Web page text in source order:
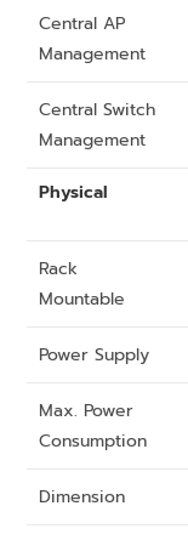
Central AP
Management
Central Switch
Management
Physical
Rack
Mountable
Power Supply
Max. Power
Consumption
Dimension